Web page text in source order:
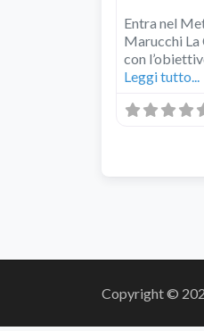
Entra nel
Marucchi La
con
Leggi tutto...
Copyright ©